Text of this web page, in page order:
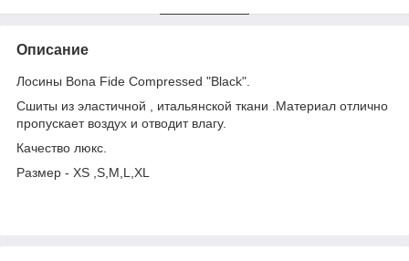
Описание
Лосины Bona Fide Compressed "Black".
Сшиты из эластичной , итальянской ткани .Материал отлично
пропускает воздух и отводит влагу.
Качество люкс.
Размер - XS ,S,M,L,XL